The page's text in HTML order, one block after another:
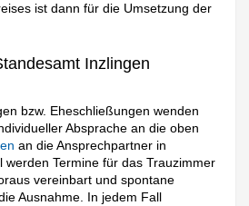
ist dann für die Umsetzung der
Inzlingen
bzw. Eheschließungen wenden
Absprache an die oben
an die Ansprechpartner in
werden Termine für das Trauzimmer
vereinbart und spontane
Ausnahme. In jedem Fall